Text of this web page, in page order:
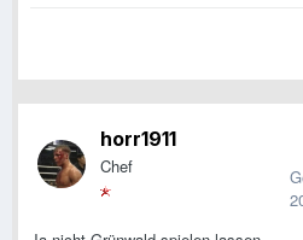
horr1911
Chef